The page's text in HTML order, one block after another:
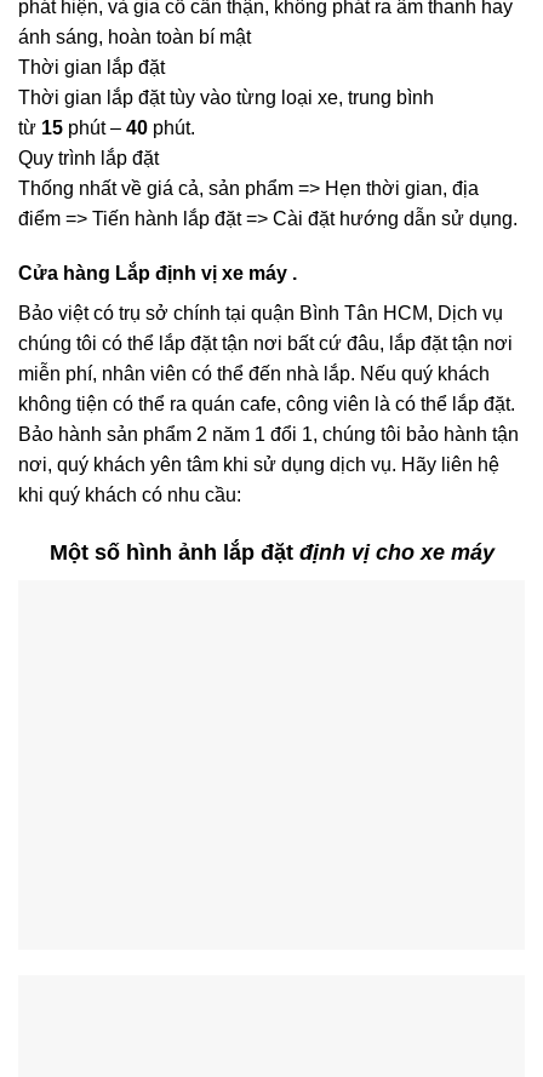
phát hiện, và gia cố cẩn thận, không phát ra âm thanh hay
ánh sáng, hoàn toàn bí mật
Thời gian lắp đặt
Thời gian lắp đặt tùy vào từng loại xe, trung bình
từ 15 phút – 40 phút.
Quy trình lắp đặt
Thống nhất về giá cả, sản phẩm => Hẹn thời gian, địa
điểm => Tiến hành lắp đặt => Cài đặt hướng dẫn sử dụng.
Cửa hàng Lắp định vị xe máy .
Bảo việt có trụ sở chính tại quận Bình Tân HCM, Dịch vụ
chúng tôi có thể lắp đặt tận nơi bất cứ đâu, lắp đặt tận nơi
miễn phí, nhân viên có thể đến nhà lắp. Nếu quý khách
không tiện có thể ra quán cafe, công viên là có thể lắp đặt.
Bảo hành sản phẩm 2 năm 1 đổi 1, chúng tôi bảo hành tận
nơi, quý khách yên tâm khi sử dụng dịch vụ. Hãy liên hệ
khi quý khách có nhu cầu:
Một số hình ảnh lắp đặt định vị cho xe máy